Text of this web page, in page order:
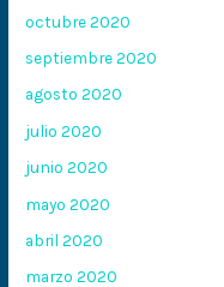
octubre 2020
septiembre 2020
agosto 2020
julio 2020
junio 2020
mayo 2020
abril 2020
marzo 2020